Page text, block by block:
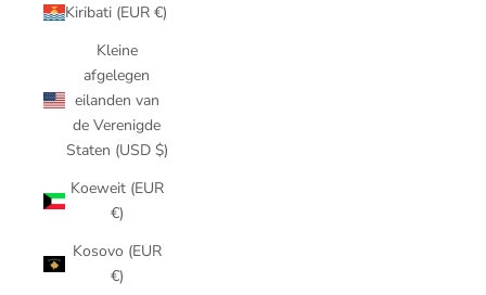
Kiribati (EUR €)
Kleine
afgelegen
eilanden van
de Verenigde
Staten (USD $)
Koeweit (EUR
€)
Kosovo (EUR
€)